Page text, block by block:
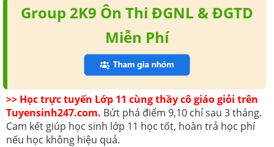
Group 2K9 Ôn Thi ĐGNL & ĐGTD
Miễn Phí
>> Học trực tuyến Lớp 11 cùng thầy cô giáo giỏi trên
Tuyensinh247.com. Bứt phá điểm 9,10 chỉ sau 3 tháng.
Cam kết giúp học sinh lớp 11 học tốt, hoàn trả học phí
nếu học không hiệu quả.